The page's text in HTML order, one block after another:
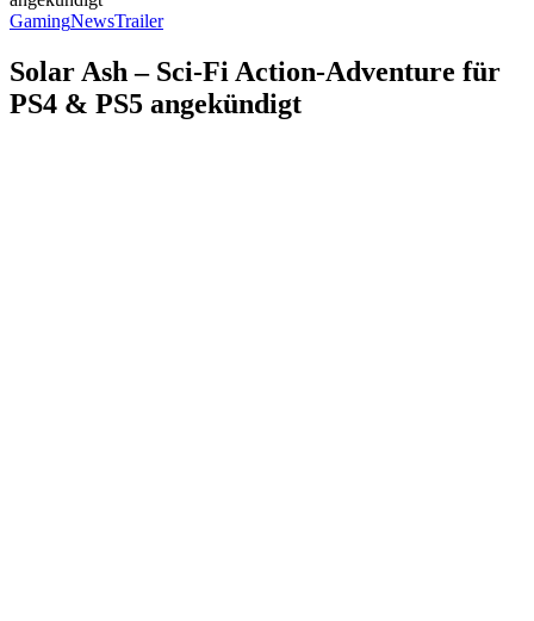
GamingNewsTrailer
Solar Ash – Sci-Fi Action-Adventure für
PS4 & PS5 angekündigt